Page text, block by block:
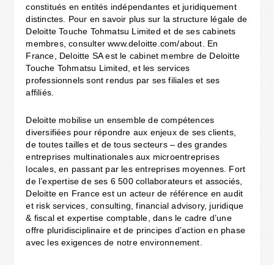
constitués en entités indépendantes et juridiquement
distinctes. Pour en savoir plus sur la structure légale de
Deloitte Touche Tohmatsu Limited et de ses cabinets
membres, consulter www.deloitte.com/about. En
France, Deloitte SA est le cabinet membre de Deloitte
Touche Tohmatsu Limited, et les services
professionnels sont rendus par ses filiales et ses
affiliés.
Deloitte mobilise un ensemble de compétences
diversifiées pour répondre aux enjeux de ses clients,
de toutes tailles et de tous secteurs – des grandes
entreprises multinationales aux microentreprises
locales, en passant par les entreprises moyennes. Fort
de l’expertise de ses 6 500 collaborateurs et associés,
Deloitte en France est un acteur de référence en audit
et risk services, consulting, financial advisory, juridique
& fiscal et expertise comptable, dans le cadre d’une
offre pluridisciplinaire et de principes d’action en phase
avec les exigences de notre environnement.